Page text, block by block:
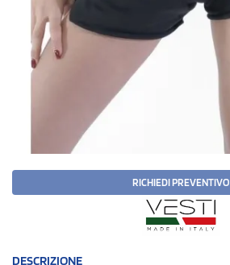
RICHIEDI PREVENTIVO
DESCRIZIONE